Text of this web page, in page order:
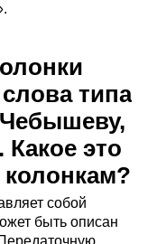
типа
Какое это
собой
быть описан